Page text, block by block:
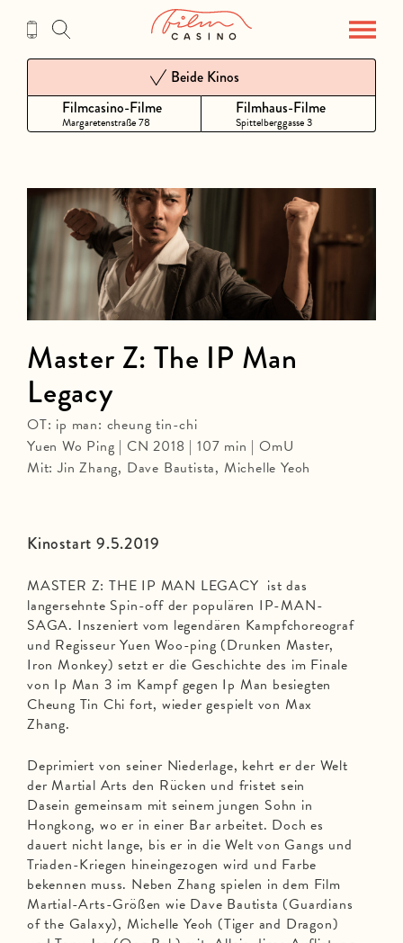
Inhalt
Filmcasino-Filme
Margaretenstraße 78
Beide Kinos
Filmhaus-Filme
Spittelberggasse 3
Kinostart 9.5.2019
MASTER Z: THE IP MAN LEGACY ist das
langersehnte Spin-off der populären IP-MAN-
SAGA. Inszeniert vom legendären Kampfchoreograf
und Regisseur Yuen Woo-ping (Drunken Master,
Iron Monkey) setzt er die Geschichte des im Finale
von Ip Man 3 im Kampf gegen Ip Man besiegten
Cheung Tin Chi fort, wieder gespielt von Max
Zhang.
Deprimiert von seiner Niederlage, kehrt er der Welt
der Martial Arts den Rücken und fristet sein
Dasein gemeinsam mit seinem jungen Sohn in
Hongkong, wo er in einer Bar arbeitet. Doch es
dauert nicht lange, bis er in die Welt von Gangs und
Triaden-Kriegen hineingezogen wird und Farbe
bekennen muss. Neben Zhang spielen in dem Film
Martial-Arts-Größen wie Dave Bautista (Guardians
of the Galaxy), Michelle Yeoh (Tiger and Dragon)
Master Z: The IP Man
Legacy
OT: ip man: cheung tin-chi
Yuen Wo Ping | CN 2018 | 107 min | OmU
Mit: Jin Zhang, Dave Bautista, Michelle Yeoh